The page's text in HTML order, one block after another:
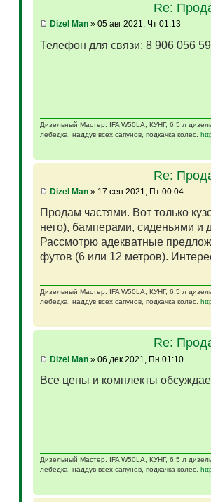
Re:
Dizel Man» 05 авг 2021, Чт 01:13
Телефон для связи: 8 906 056
Дизельный Мастер. IFA W50LA, КУНГ, 6,5 л
лебедка, наддув всех сапунов, подкачка колес.
Re:
Dizel Man» 17 сен 2021, Пт 00:04
Продам частями. Вот только
него), бамперами, сиденьями и
Рассмотрю адекватные
футов (6 или 12 метров).
Дизельный Мастер. IFA W50LA, КУНГ, 6,5 л
лебедка, наддув всех сапунов, подкачка колес.
Re:
Dizel Man» 06 дек 2021, Пн 01:10
Все цены и комплекты
Дизельный Мастер. IFA W50LA, КУНГ, 6,5 л
лебедка, наддув всех сапунов, подкачка колес.